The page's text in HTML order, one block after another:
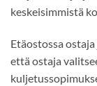
keskeisimmistä
Etäostossa
että ostaja